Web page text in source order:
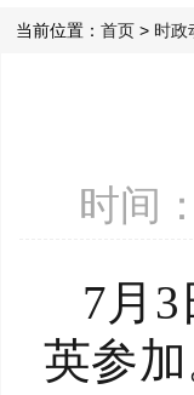
当前位置： 首页 > 时政
时间
7月
英参加